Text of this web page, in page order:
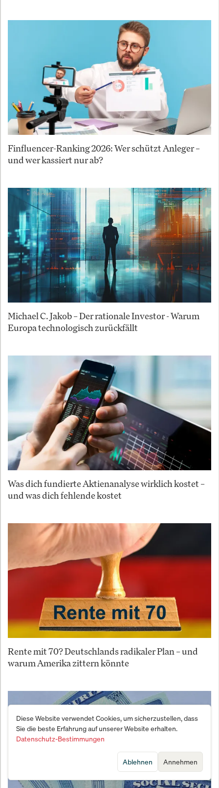
Finfluencer-Ranking 2026: Wer schützt Anleger –
und wer kassiert nur ab?
Michael C. Jakob – Der rationale Investor - Warum
Europa technologisch zurückfällt
Was dich fundierte Aktienanalyse wirklich kostet –
und was dich fehlende kostet
Rente mit 70? Deutschlands radikaler Plan – und
warum Amerika zittern könnte
Diese Website verwendet Cookies, um sicherzustellen, dass
Sie die beste Erfahrung auf unserer Website erhalten.
Datenschutz-Bestimmungen
Annehmen
Ablehnen